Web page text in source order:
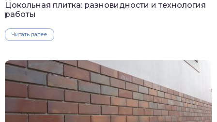
Цокольная плитка: разновидности и технология
работы
Читать далее